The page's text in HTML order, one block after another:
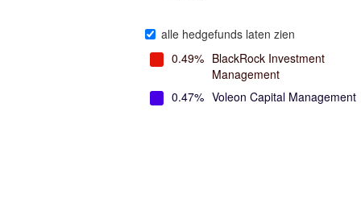
alle hedgefunds laten zien
0.49% BlackRock Investment
Management
0.47% Voleon Capital Management